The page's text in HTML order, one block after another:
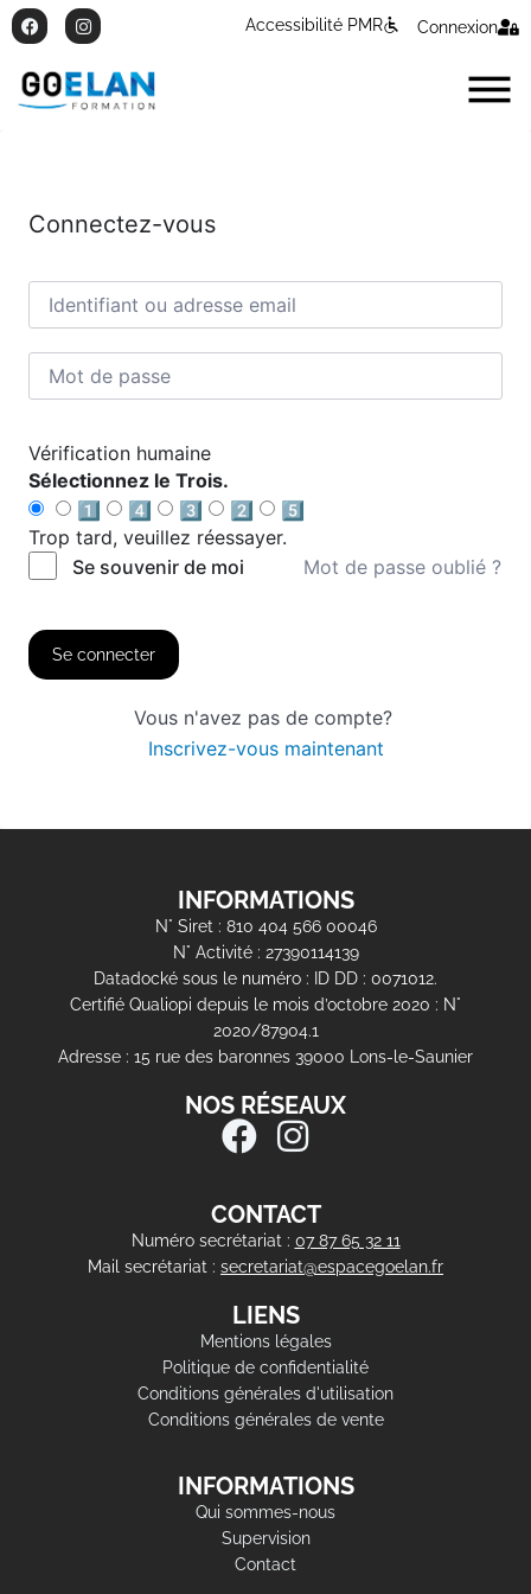
Accessibilité PMR Connexion
Connectez-vous
Vérification humaine
Sélectionnez le Trois.
1️⃣
4️⃣ 3️⃣ 2️⃣
5️⃣
Trop tard, veuillez réessayer.
Se souvenir de moi
Mot de passe oublié ?
Se connecter
Vous n'avez pas de compte?
Inscrivez-vous maintenant
INFORMATIONS
N° Siret : 810 404 566 00046
N° Activité : 27390114139
Datadocké sous le numéro : ID DD : 0071012.
Certifié Qualiopi depuis le mois d’octobre 2020 : N°
2020/87904.1
Adresse : 15 rue des baronnes 39000 Lons-le-Saunier
NOS RÉSEAUX
CONTACT
Numéro secrétariat : 07 87 65 32 11
Mail secrétariat : secretariat@espacegoelan.fr
LIENS
Mentions légales
Politique de confidentialité
Conditions générales d'utilisation
Conditions générales de vente
INFORMATIONS
Qui sommes-nous
Supervision
Contact